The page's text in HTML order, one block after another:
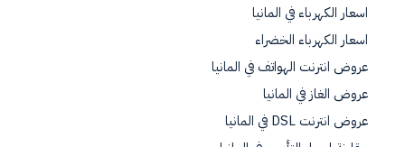
اسعار الكهرباء في المانيا
اسعار الكهرباء الخضراء
عروض انترنت الهواتف في المانيا
عروض الغاز في المانيا
عروض انترنت DSL في المانيا